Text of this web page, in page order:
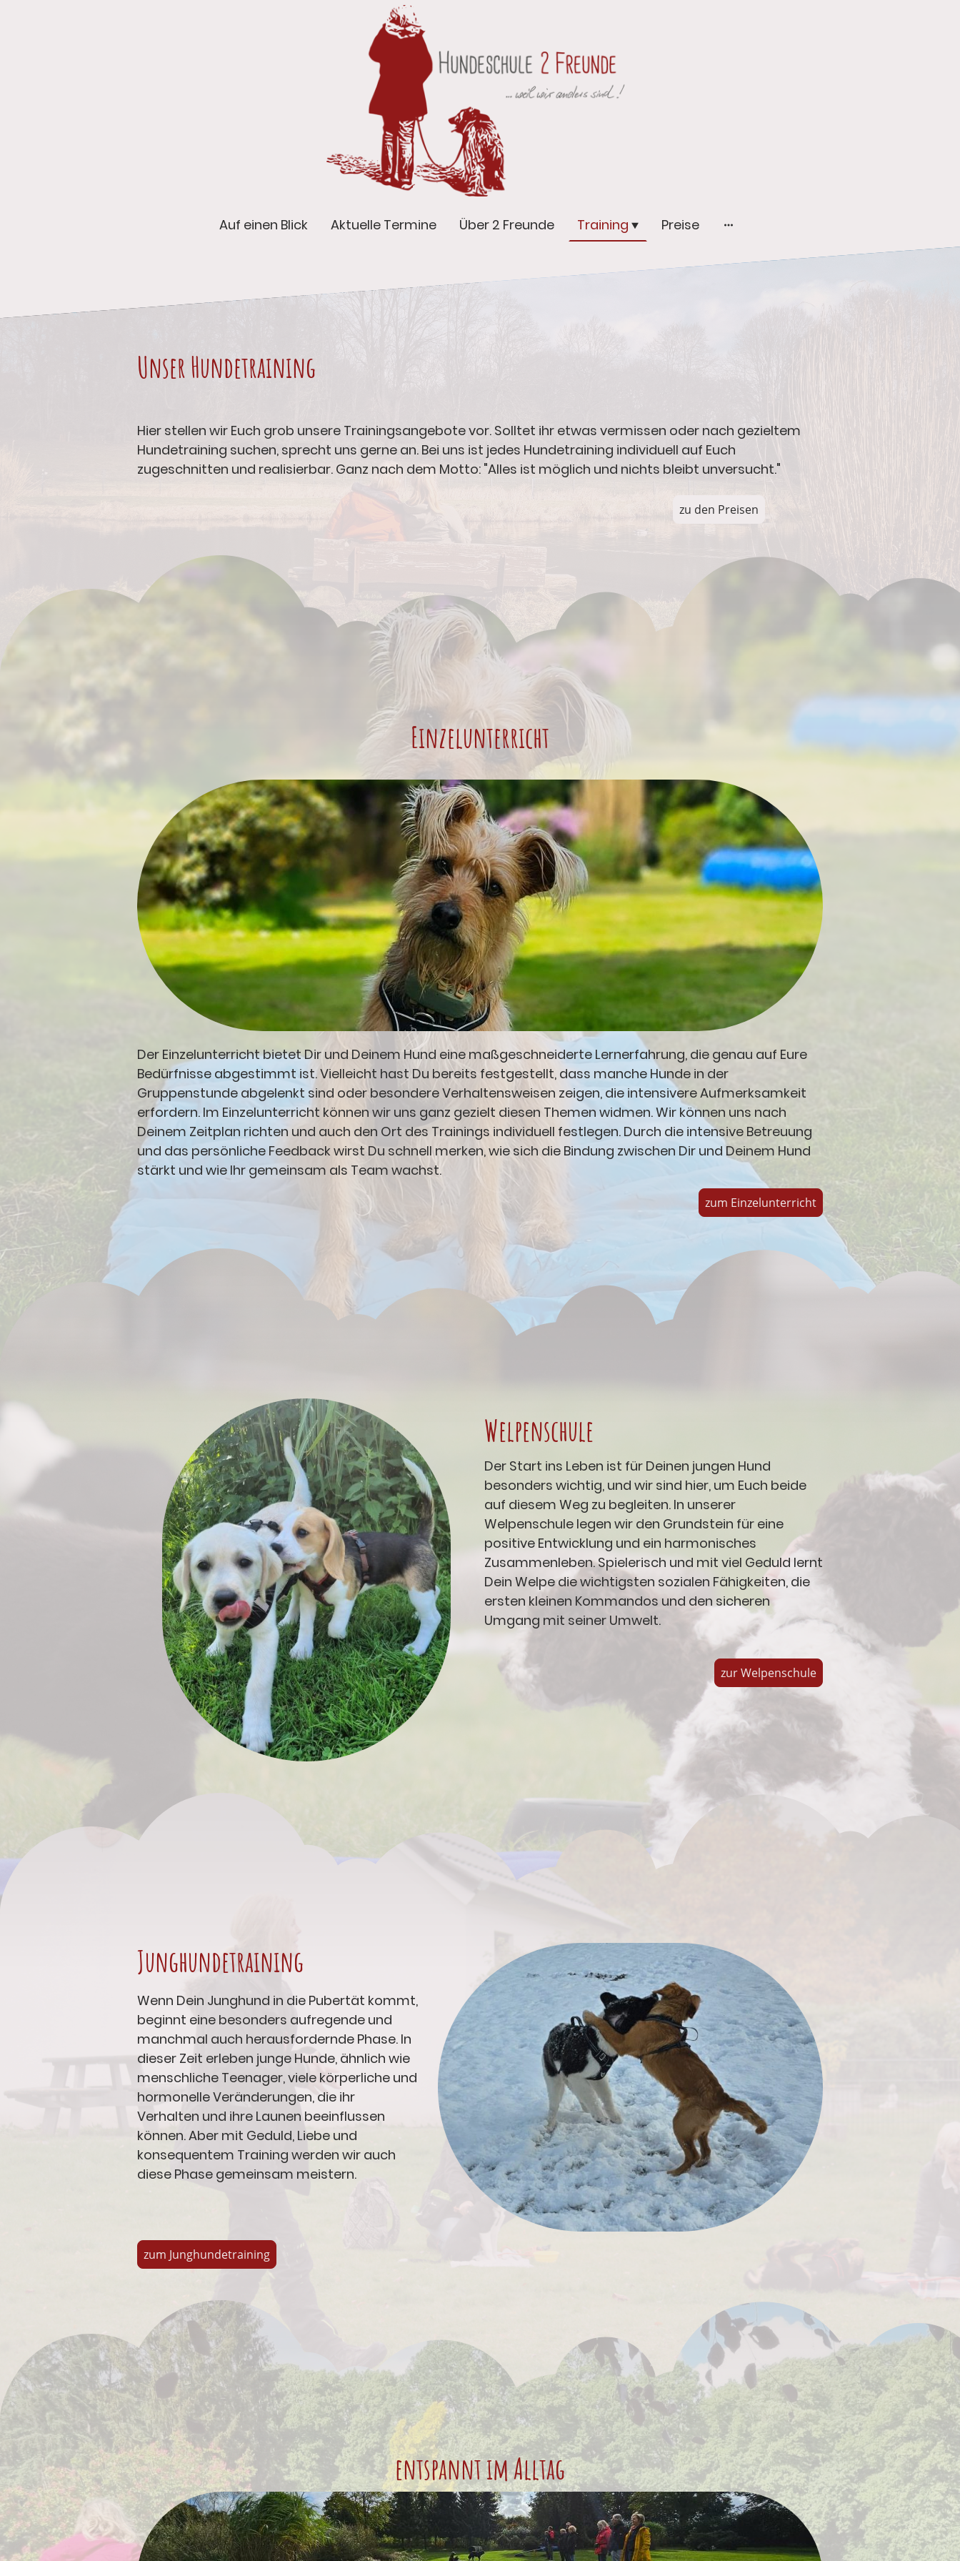
Auf einen Blick Aktuelle Termine Über 2 Freunde Training Preise
Unser Hundetraining
Hier stellen wir Euch grob unsere Trainingsangebote vor. Solltet ihr etwas vermissen oder nach gezieltem
Hundetraining suchen, sprecht uns gerne an. Bei uns ist jedes Hundetraining individuell auf Euch
zugeschnitten und realisierbar. Ganz nach dem Motto: "Alles ist möglich und nichts bleibt unversucht."
zu den Preisen
Einzelunterricht
Der Einzelunterricht bietet Dir und Deinem Hund eine maßgeschneiderte Lernerfahrung, die genau auf Eure
Bedürfnisse abgestimmt ist. Vielleicht hast Du bereits festgestellt, dass manche Hunde in der
Gruppenstunde abgelenkt sind oder besondere Verhaltensweisen zeigen, die intensivere Aufmerksamkeit
erfordern. Im Einzelunterricht können wir uns ganz gezielt diesen Themen widmen. Wir können uns nach
Deinem Zeitplan richten und auch den Ort des Trainings individuell festlegen. Durch die intensive Betreuung
und das persönliche Feedback wirst Du schnell merken, wie sich die Bindung zwischen Dir und Deinem Hund
stärkt und wie Ihr gemeinsam als Team wachst.
zum Einzelunterricht
Welpenschule
Der Start ins Leben ist für Deinen jungen Hund
besonders wichtig, und wir sind hier, um Euch beide
auf diesem Weg zu begleiten. In unserer
Welpenschule legen wir den Grundstein für eine
positive Entwicklung und ein harmonisches
Zusammenleben. Spielerisch und mit viel Geduld lernt
Dein Welpe die wichtigsten sozialen Fähigkeiten, die
ersten kleinen Kommandos und den sicheren
Umgang mit seiner Umwelt.
zur Welpenschule
Junghundetraining
Wenn Dein Junghund in die Pubertät kommt,
beginnt eine besonders aufregende und
manchmal auch herausfordernde Phase. In
dieser Zeit erleben junge Hunde, ähnlich wie
menschliche Teenager, viele körperliche und
hormonelle Veränderungen, die ihr
Verhalten und ihre Launen beeinflussen
können. Aber mit Geduld, Liebe und
konsequentem Training werden wir auch
diese Phase gemeinsam meistern.
zum Junghundetraining
entspannt im Alltag